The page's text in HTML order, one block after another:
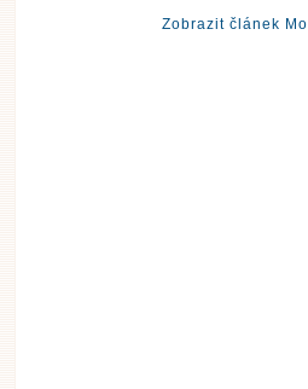
Zobrazit článek